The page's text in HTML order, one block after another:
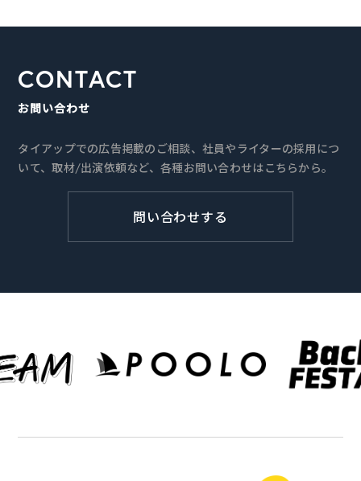
CONTACT
お問い合わせ
タイアップでの広告掲載のご相談、社員やライターの採用につ
いて、取材/出演依頼など、各種お問い合わせはこちらから。
問い合わせする